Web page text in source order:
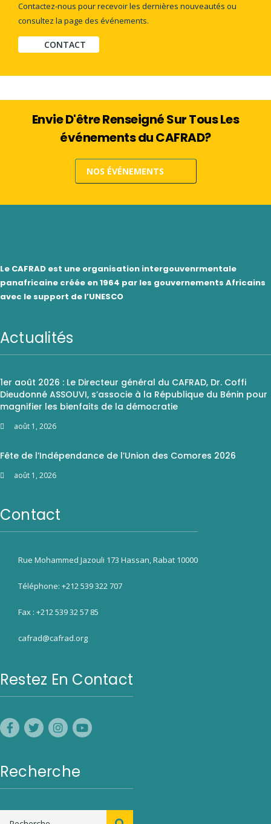
Contactez-nous pour recevoir les dernières nouveautés ou
consultez la page des événements.
CONTACT
Envie D'être Renseigné Sur Tous Les
événements du CAFRAD?
NOS ÉVÉNEMENTS
Le CAFRAD est une organisation intergouvenrmentale
panafricaine créée en 1964 par les gouvernements Africains
avec le support de l’UNESCO
Actualités
1er août 2026 : Le Directeur général du CAFRAD, Dr. Coffi
Dieudonné ASSOUVI, s’associe à la République du Bénin pour
magnifier les bienfaits de la démocratie
août 1, 2026
Fête de l’Indépendance de l’Union des Comores 2026
août 1, 2026
Contact
Rue Mohammed Jazouli 173 Hassan, Rabat 10000
Téléphone: +212 539 322 707
Fax : +212 539 32 57 85
cafrad@cafrad.org
Restez En Contact
Recherche